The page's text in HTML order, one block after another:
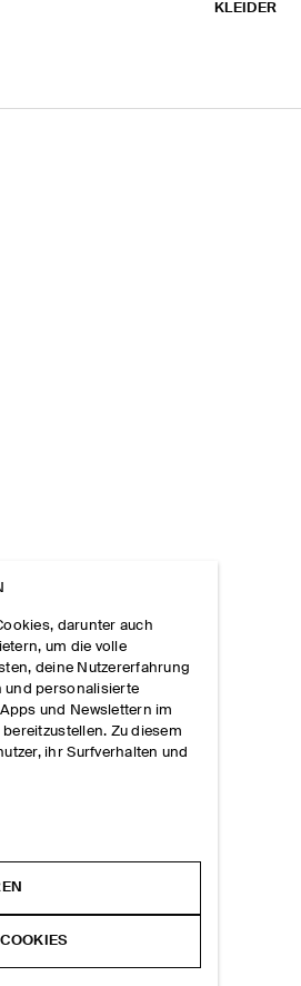
KLEIDER
darunter auch
um die volle
deine Nutzererfahrung
und personalisierte
und Newslettern im
Zu diesem
ihr Surfverhalten und